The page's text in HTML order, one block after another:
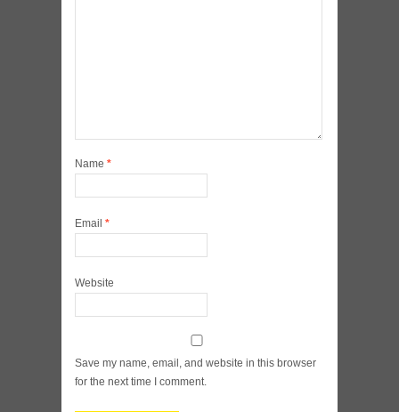
Name *
Email *
Website
Save my name, email, and website in this browser
for the next time I comment.